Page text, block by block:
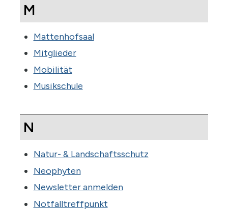
M
Mattenhofsaal
Mitglieder
Mobilität
Musikschule
N
Natur- & Landschaftsschutz
Neophyten
Newsletter anmelden
Notfalltreffpunkt